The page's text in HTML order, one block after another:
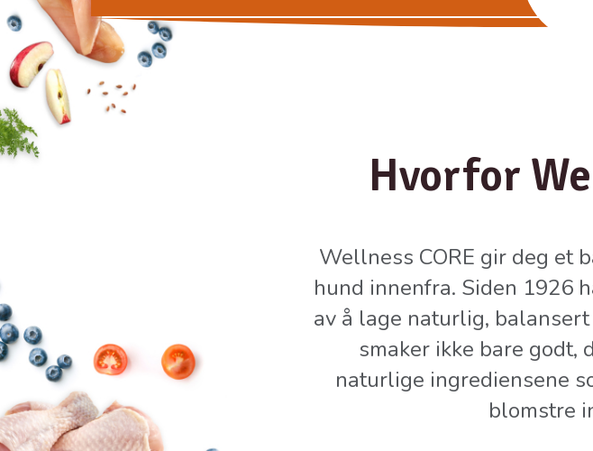
Hvorfor
Wellness CORE gir deg et
hund innenfra. Siden 1926
av å lage naturlig,
smaker ikke bare godt,
naturlige ingrediensene
blomstre